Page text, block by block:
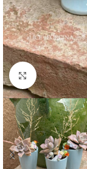
Agrandir